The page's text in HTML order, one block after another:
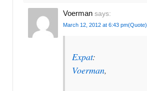
Voerman says:
March 12, 2012 at 6:43 pm(Quote)
Expat:
Voerman,